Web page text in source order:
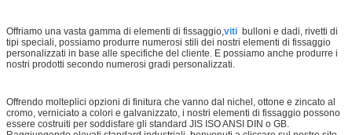
Offriamo una vasta gamma di elementi di fissaggio,viti bulloni e dadi, rivetti di
tipi speciali, possiamo produrre numerosi stili dei nostri elementi di fissaggio
personalizzati in base alle specifiche del cliente. E possiamo anche produrre i
nostri prodotti secondo numerosi gradi personalizzati.
Offrendo molteplici opzioni di finitura che vanno dal nichel, ottone e zincato al
cromo, verniciato a colori e galvanizzato, i nostri elementi di fissaggio possono
essere costruiti per soddisfare gli standard JIS ISO ANSI DIN o GB.